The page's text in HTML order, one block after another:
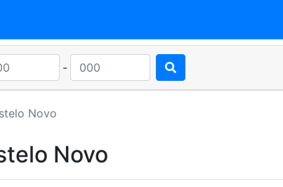
-
Novo
Novo